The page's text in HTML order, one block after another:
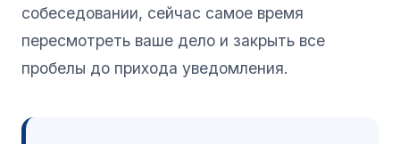
собеседовании, сейчас самое время
пересмотреть ваше дело и закрыть все
пробелы до прихода уведомления.